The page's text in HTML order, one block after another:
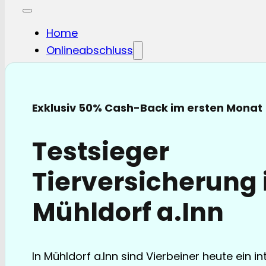
Home
Onlineabschluss
Hunde-OP
Katzen-KV
Pferde Haftplicht
Blog
FAQ
Partnerschaften
Über uns
Exklusiv 50% Cash-Back im ersten Monat
Testsieger
Tierversicherung
Mühldorf a.Inn
In Mühldorf a.Inn sind Vierbeiner heute ein